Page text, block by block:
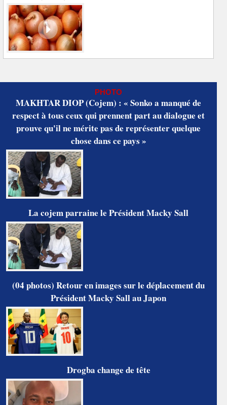
PHOTO
MAKHTAR DIOP (Cojem) : « Sonko a manqué de
respect à tous ceux qui prennent part au dialogue et
prouve qu'il ne mérite pas de représenter quelque
chose dans ce pays »
La cojem parraine le Président Macky Sall
(04 photos) Retour en images sur le déplacement du
Président Macky Sall au Japon
Drogba change de tête